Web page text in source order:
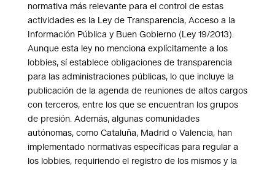
normativa más relevante para el control de estas
actividades es la Ley de Transparencia, Acceso a la
Información Pública y Buen Gobierno (Ley 19/2013).
Aunque esta ley no menciona explícitamente a los
lobbies, sí establece obligaciones de transparencia
para las administraciones públicas, lo que incluye la
publicación de la agenda de reuniones de altos cargos
con terceros, entre los que se encuentran los grupos
de presión. Además, algunas comunidades
autónomas, como Cataluña, Madrid o Valencia, han
implementado normativas específicas para regular a
los lobbies, requiriendo el registro de los mismos y la